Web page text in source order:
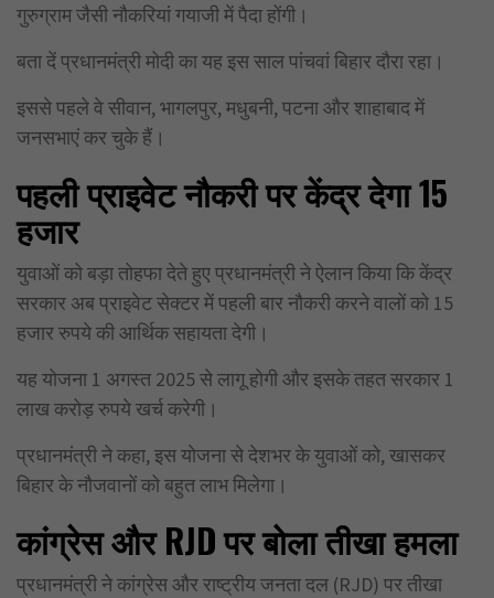
गुरुग्राम जैसी नौकरियां गयाजी में पैदा होंगी।
बता दें प्रधानमंत्री मोदी का यह इस साल पांचवां बिहार दौरा रहा।
इससे पहले वे सीवान, भागलपुर, मधुबनी, पटना और शाहाबाद में
जनसभाएं कर चुके हैं।
पहली प्राइवेट नौकरी पर केंद्र देगा 15
हजार
युवाओं को बड़ा तोहफा देते हुए प्रधानमंत्री ने ऐलान किया कि केंद्र
सरकार अब प्राइवेट सेक्टर में पहली बार नौकरी करने वालों को 15
हजार रुपये की आर्थिक सहायता देगी।
यह योजना 1 अगस्त 2025 से लागू होगी और इसके तहत सरकार 1
लाख करोड़ रुपये खर्च करेगी।
प्रधानमंत्री ने कहा, इस योजना से देशभर के युवाओं को, खासकर
बिहार के नौजवानों को बहुत लाभ मिलेगा।
कांग्रेस और RJDपर बोला तीखा हमला
प्रधानमंत्री ने कांग्रेस और राष्ट्रीय जनता दल (RJD) पर तीखा